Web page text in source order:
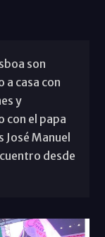
son
a casa con
y
con el papa
José Manuel
desde